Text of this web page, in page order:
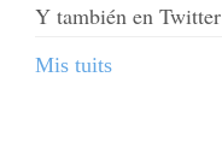
Y también en Twitter
Mis tuits